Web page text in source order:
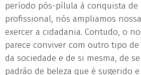
período pós-pílula à conquista de
profissional, nós ampliamos
exercer a cidadania. Contudo, o
parece conviver com outro tipo de
da sociedade e de si mesma, de
padrão de beleza que é sugerido